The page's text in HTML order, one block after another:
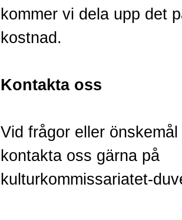
kommer vi dela upp det
kostnad.
Kontakta oss
Vid frågor eller
kontakta oss gärna på
kulturkommissariatet-